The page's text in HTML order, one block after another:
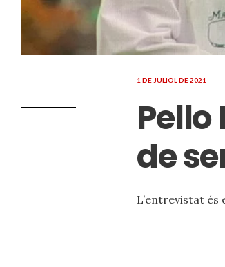
1 DE JULIOL DE 2021
Pello
de
L’entrevistat és